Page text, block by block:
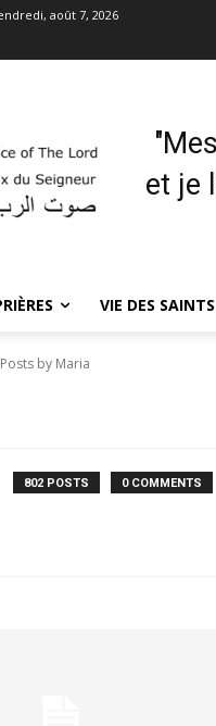
août 7, 2026
et je
VIE DES SAINTS
Posts by Maria
802 POSTS 0 COMMENTS